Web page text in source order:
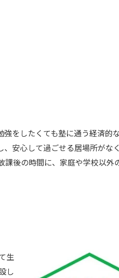
をしたくても塾に通う経済的
安心して過ごせる居場所がな
後の時間に、家庭や学校以外
生
し